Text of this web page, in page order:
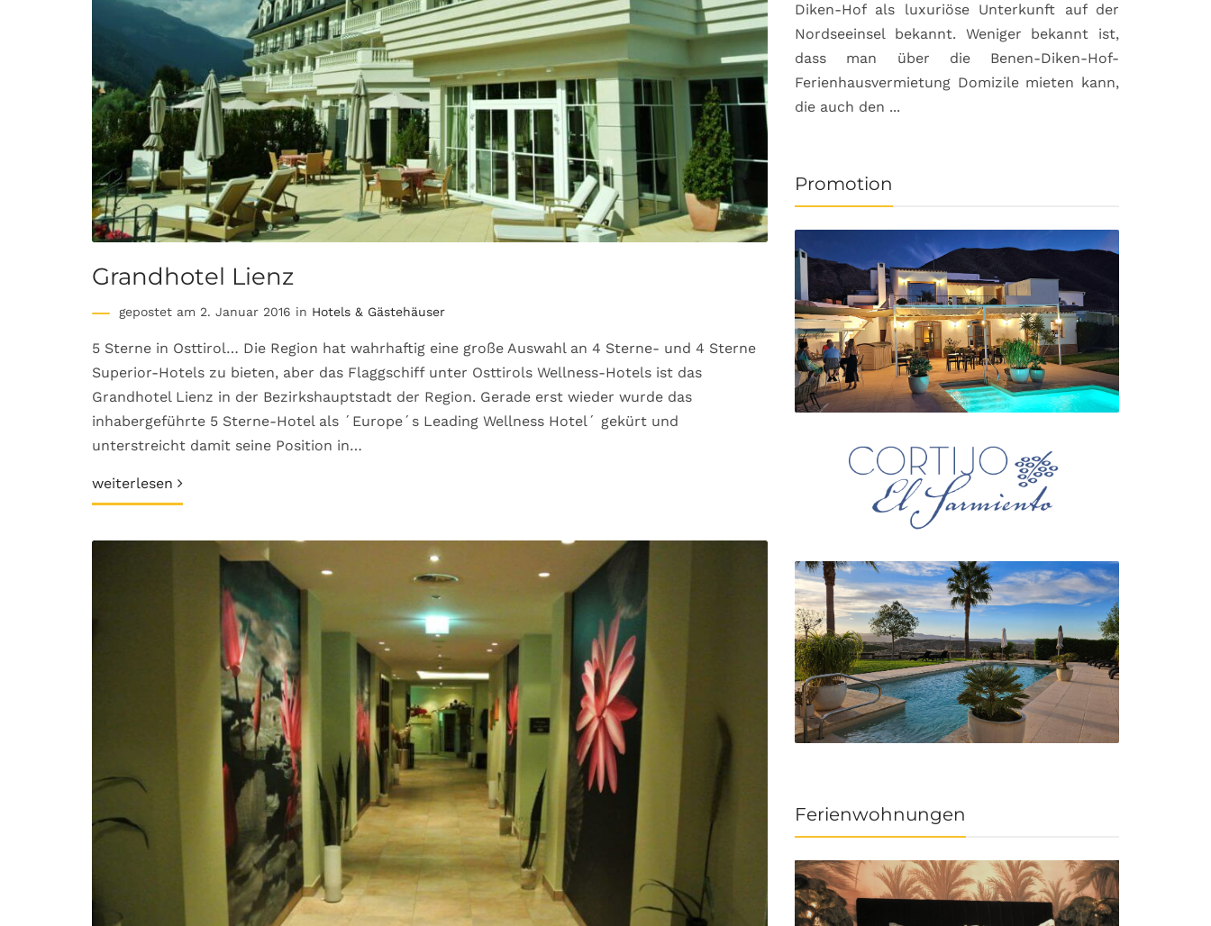
Grandhotel Lienz
gepostet am 2. Januar 2016 in Hotels & Gästehäuser
5 Sterne in Osttirol… Die Region hat wahrhaftig eine große Auswahl an 4 Sterne- und 4 Sterne
Superior-Hotels zu bieten, aber das Flaggschiff unter Osttirols Wellness-Hotels ist das
Grandhotel Lienz in der Bezirkshauptstadt der Region. Gerade erst wieder wurde das
inhabergeführte 5 Sterne-Hotel als ´Europe´s Leading Wellness Hotel´ gekürt und
unterstreicht damit seine Position in…
weiterlesen
Diken-Hof als luxuriöse Unterkunft auf der
Nordseeinsel bekannt. Weniger bekannt ist,
dass man über die Benen-Diken-Hof-
Ferienhausvermietung Domizile mieten kann,
die auch den ...
Promotion
Ferienwohnungen